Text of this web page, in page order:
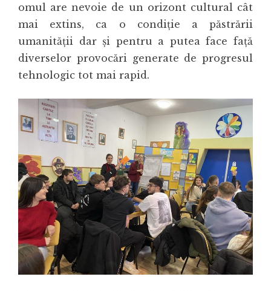
omul are nevoie de un orizont cultural cât
mai extins, ca o condiţie a păstrării
umanităţii dar şi pentru a putea face faţă
diverselor provocări generate de progresul
tehnologic tot mai rapid.